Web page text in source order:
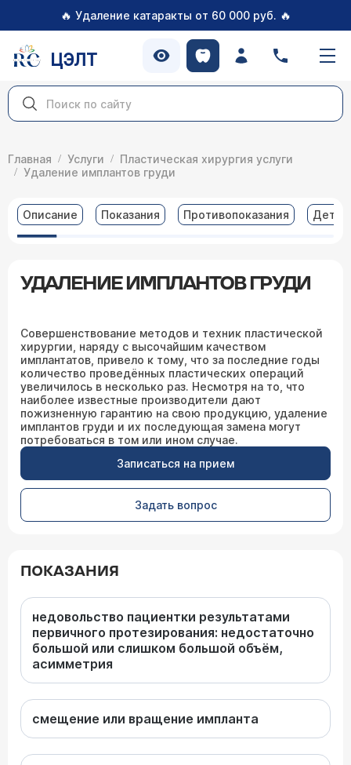
🔥 Удаление катаракты от 60 000 руб. 🔥
ЦЭЛТ
Главная Услуги
Пластическая хирургия услуги
Удаление имплантов груди
Описание Показания Противопоказания
УДАЛЕНИЕ ИМПЛАНТОВ ГРУДИ
Совершенствование методов и техник пластической
хирургии, наряду с высочайшим качеством
имплантатов, привело к тому, что за последние годы
количество проведённых пластических операций
увеличилось в несколько раз. Несмотря на то, что
наиболее известные производители дают
пожизненную гарантию на свою продукцию, удаление
имплантов груди и их последующая замена могут
потребоваться в том или ином случае.
Записаться на прием
Задать вопрос
ПОКАЗАНИЯ
недовольство пациентки результатами
первичного протезирования: недостаточно
большой или слишком большой объём,
асимметрия
смещение или вращение импланта